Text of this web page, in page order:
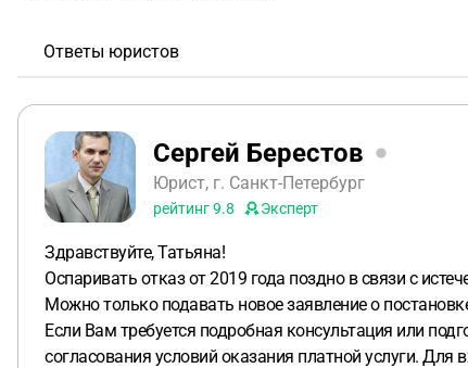
Ответы юристов
Сергей Берестов
Юрист, г. Санкт-Петербург
рейтинг9.8 Эксперт
Здравствуйте, Татьяна!
Оспаривать отказ от 2019 года поздно в связи с
Можно только подавать новое заявление о
Если Вам требуется подробная консультация или
согласования условий оказания платной услуги.